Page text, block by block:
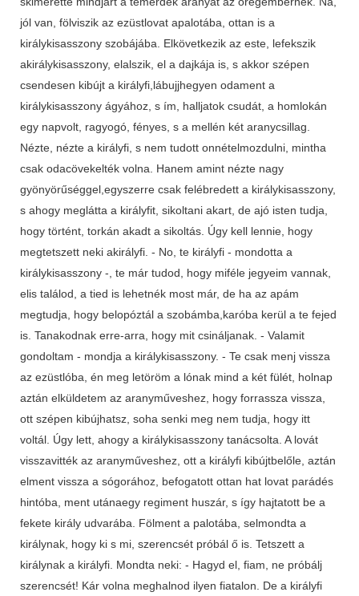
jól van, fölviszik az ezüstlovat apalotába, ottan is a
királykisasszony szobájába. Elkövetkezik az este, lefekszik
akirálykisasszony, elalszik, el a dajkája is, s akkor szépen
csendesen kibújt a királyfi,lábujjhegyen odament a
királykisasszony ágyához, s ím, halljatok csudát, a homlokán
egy napvolt, ragyogó, fényes, s a mellén két aranycsillag.
Nézte, nézte a királyfi, s nem tudott onnételmozdulni, mintha
csak odacövekelték volna. Hanem amint nézte nagy
gyönyörűséggel,egyszerre csak felébredett a királykisasszony,
s ahogy meglátta a királyfit, sikoltani akart, de ajó isten tudja,
hogy történt, torkán akadt a sikoltás. Úgy kell lennie, hogy
megtetszett neki akirályfi. - No, te királyfi - mondotta a
királykisasszony -, te már tudod, hogy miféle jegyeim vannak,
elis találod, a tied is lehetnék most már, de ha az apám
megtudja, hogy belopóztál a szobámba,karóba kerül a te fejed
is. Tanakodnak erre-arra, hogy mit csináljanak. - Valamit
gondoltam - mondja a királykisasszony. - Te csak menj vissza
az ezüstlóba, én meg letöröm a lónak mind a két fülét, holnap
aztán elküldetem az aranyműveshez, hogy forrassza vissza,
ott szépen kibújhatsz, soha senki meg nem tudja, hogy itt
voltál. Úgy lett, ahogy a királykisasszony tanácsolta. A lovát
visszavitték az aranyműveshez, ott a királyfi kibújtbelőle, aztán
elment vissza a sógorához, befogatott ottan hat lovat parádés
hintóba, ment utánaegy regiment huszár, s így hajtatott be a
fekete király udvarába. Fölment a palotába, selmondta a
királynak, hogy ki s mi, szerencsét próbál ő is. Tetszett a
királynak a királyfi. Mondta neki: - Hagyd el, fiam, ne próbálj
szerencsét! Kár volna meghalnod ilyen fiatalon. De a királyfi